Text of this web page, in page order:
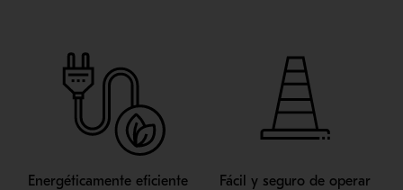
Energéticamente eficiente Fácil y seguro de operar